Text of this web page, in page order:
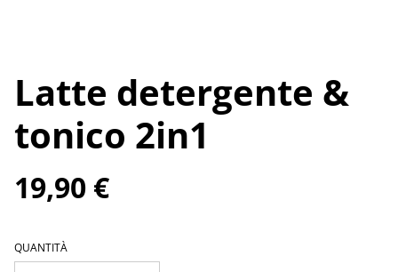
Latte detergente &
tonico 2in1
19,90 €
QUANTITÀ